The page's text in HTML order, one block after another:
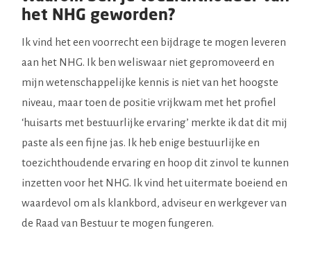
het NHG geworden?
Ik vind het een voorrecht een bijdrage te mogen leveren
aan het NHG. Ik ben weliswaar niet gepromoveerd en
mijn wetenschappelijke kennis is niet van het hoogste
niveau, maar toen de positie vrijkwam met het profiel
‘huisarts met bestuurlijke ervaring’ merkte ik dat dit mij
paste als een fijne jas. Ik heb enige bestuurlijke en
toezichthoudende ervaring en hoop dit zinvol te kunnen
inzetten voor het NHG. Ik vind het uitermate boeiend en
waardevol om als klankbord, adviseur en werkgever van
de Raad van Bestuur te mogen fungeren.